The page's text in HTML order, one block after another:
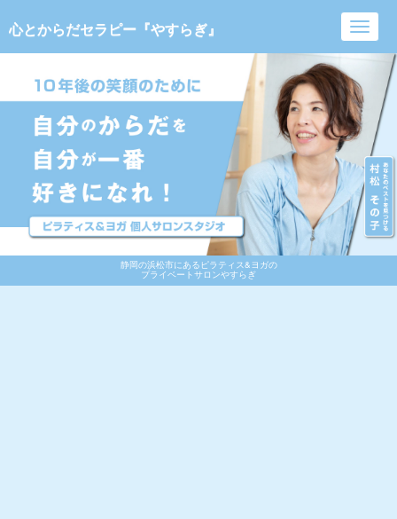
静岡の浜松市にあるピラティス&ヨガの
プライベートサロンやすらぎ
心とからだセラピー『やすらぎ』